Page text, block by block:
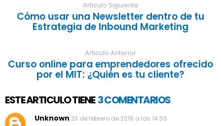
Articulo Siguiente
Cómo usar una Newsletter dentro de tu
Estrategia de Inbound Marketing
Articulo Anterior
Curso online para emprendedores ofrecido
por el MIT: ¿Quién es tu cliente?
ESTE ARTICULO TIENE 3 COMENTARIOS
Unknown 23 de febrero de 2018 a las 14:53